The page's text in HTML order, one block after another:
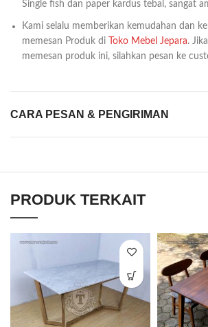
Single fish dan paper kardus tebal, sangat
Kami selalu memberikan kemudahan dan
memesan Produk di
Toko Mebel Jepara.
memesan produk ini, silahkan pesan ke
CARA PESAN & PENGIRIMAN
PRODUK TERKAIT